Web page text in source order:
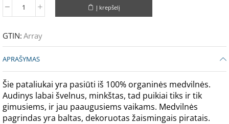
Į krepšelį
GTIN: Array
APRAŠYMAS
Šie pataliukai yra pasiūti iš 100% organinės medvilnės.
Audinys labai švelnus, minkštas, tad puikiai tiks ir tik
gimusiems, ir jau paaugusiems vaikams. Medvilnės
pagrindas yra baltas, dekoruotas žaismingais piratais.